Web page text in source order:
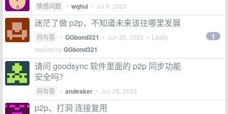
情感问题 • wqhui • Jul 6, 2023
迷茫了做 p2p，不知道未来该往哪里发展
问与答 • GGbond321 • Jun 28, 2023 • Lastly
replied byGGbond321
1
请问 goodsync 软件里面的 p2p 同步功能
安全吗？
问与答 • andeaker • Jun 28, 2023
p2p、打洞 连接复用